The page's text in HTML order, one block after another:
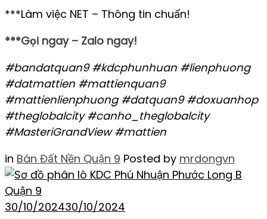
***Làm việc NET – Thông tin chuẩn!
***Gọi ngay – Zalo ngay!
#bandatquan9 #kdcphunhuan #lienphuong
#datmattien #mattienquan9
#mattienlienphuong #datquan9 #doxuanhop
#theglobalcity #canho_theglobalcity
#MasteriGrandView #mattien
in Bán Đất Nền Quận 9 Posted by mrdongvn
30/10/202430/10/2024